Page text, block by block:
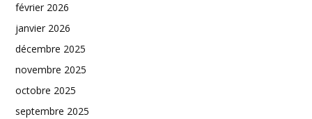
février 2026
janvier 2026
décembre 2025
novembre 2025
octobre 2025
septembre 2025